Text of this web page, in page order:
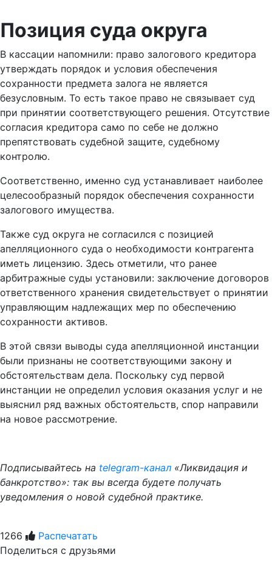
Позиция суда округа
В кассации напомнили: право залогового кредитора
утверждать порядок и условия обеспечения
сохранности предмета залога не является
безусловным. То есть такое право не связывает суд
при принятии соответствующего решения. Отсутствие
согласия кредитора само по себе не должно
препятствовать судебной защите, судебному
контролю.
Соответственно, именно суд устанавливает наиболее
целесообразный порядок обеспечения сохранности
залогового имущества.
Также суд округа не согласился с позицией
апелляционного суда о необходимости контрагента
иметь лицензию. Здесь отметили, что ранее
арбитражные суды установили: заключение договоров
ответственного хранения свидетельствует о принятии
управляющим надлежащих мер по обеспечению
сохранности активов.
В этой связи выводы суда апелляционной инстанции
были признаны не соответствующими закону и
обстоятельствам дела. Поскольку суд первой
инстанции не определил условия оказания услуг и не
выяснил ряд важных обстоятельств, спор направили
на новое рассмотрение.
Подписывайтесь на telegram-канал «Ликвидация и
банкротство»: так вы всегда будете получать
уведомления о новой судебной практике.
1266
Распечатать
Поделиться с друзьями